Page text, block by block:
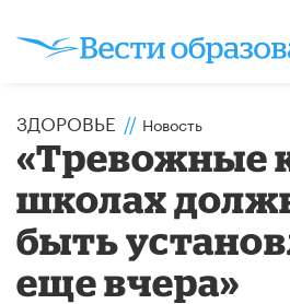
ЗДОРОВЬЕ // Новость
«Тревожные
школах
быть
еще вчера»